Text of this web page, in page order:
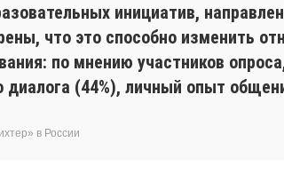
инициатив,
что это способно изменить
по мнению участников
(44%), личный опыт
в России